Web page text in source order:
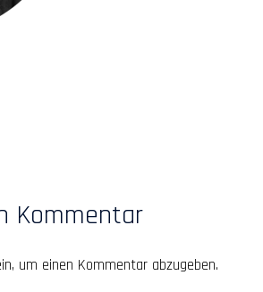
Kommentar
um einen Kommentar abzugeben.